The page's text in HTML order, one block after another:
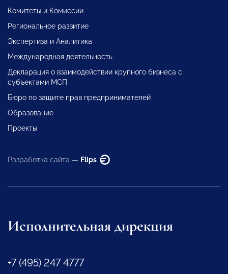
Комитеты и Комиссии
Региональное развитие
Экспертиза и Аналитика
Международная деятельность
Декларация о взаимодействии крупного бизнеса с
субъектами МСП
Бюро по защите прав предпринимателей
Образование
Проекты
Разработка сайта — Flips
Исполнительная дирекция
+7 (495) 247 4777